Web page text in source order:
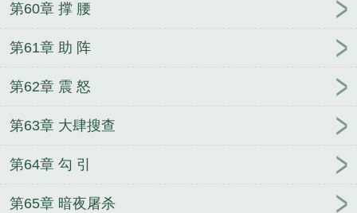
第60章 撑 腰
第61章 助 阵
第62章 震 怒
第63章 大肆搜查
第64章 勾 引
第65章 暗夜屠杀